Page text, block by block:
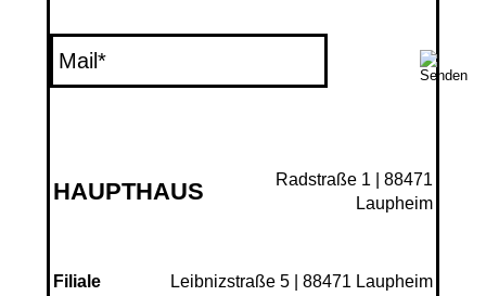
HAUPTHAUS
Radstraße 1 | 88471
Laupheim
Filiale Leibnizstraße 5 | 88471 Laupheim